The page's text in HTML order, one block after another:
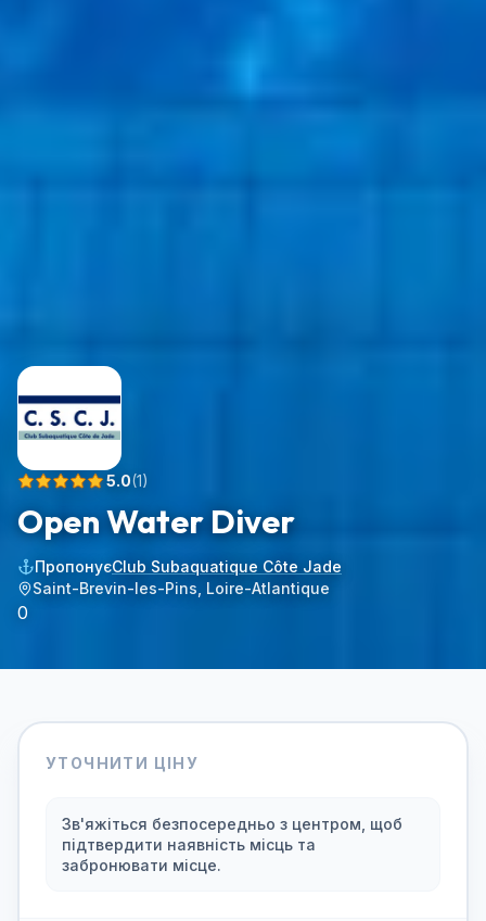
5.0(1)
Open Water Diver
ПропонуєClub Subaquatique Côte Jade
Saint-Brevin-les-Pins, Loire-Atlantique
0
УТОЧНИТИ ЦІНУ
Зв'яжіться безпосередньо з центром, щоб
підтвердити наявність місць та
забронювати місце.